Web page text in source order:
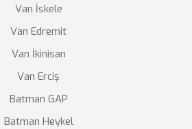
Van İskele
Van Edremit
Van İkinisan
Van Erciş
Batman GAP
Batman Heykel